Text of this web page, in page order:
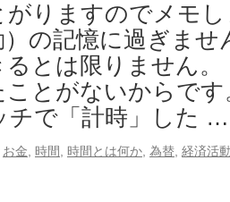
がりますのでメモ
の記憶に過ぎませ
とは限りません。
ことがないから
チで「計時」した
お金 時間 時間とは何か 為替 経済活